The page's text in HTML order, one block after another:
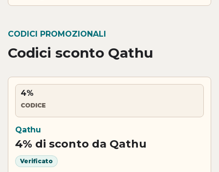
CODICI PROMOZIONALI
Codici sconto Qathu
4%
CODICE
Qathu
4% di sconto da Qathu
Verificato